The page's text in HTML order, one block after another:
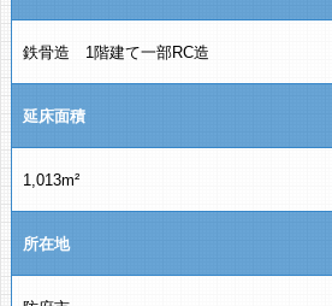
鉄骨造 1階建て一部RC造
延床面積
1,013m²
所在地